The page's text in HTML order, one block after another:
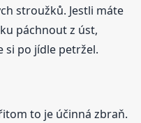
stroužků. Jestli máte
páchnout z úst,
si po jídle petržel.
to je účinná zbraň.